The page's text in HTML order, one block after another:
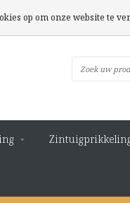
op om onze website te